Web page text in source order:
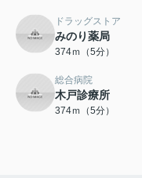
ドラッグストア
みのり薬局
374ｍ（5分）
総合病院
木戸診療所
374ｍ（5分）